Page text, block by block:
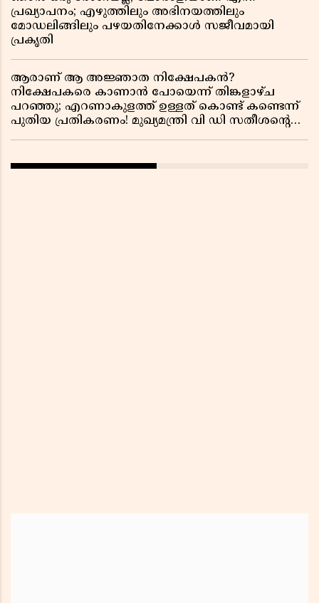
പ്രഖ്യാപനം; എഴുത്തിലും അഭിനയത്തിലും
മോഡലിങ്ങിലും പഴയതിനേക്കാൾ സജീവമായി
പ്രകൃതി
ആരാണ് ആ അജ്ഞാത നിക്ഷേപകൻ?
നിക്ഷേപകരെ കാണാൻ പോയെന്ന് തിങ്കളാഴ്ച
പറഞ്ഞു; എറണാകുളത്ത് ഉള്ളത് കൊണ്ട് കണ്ടെന്ന്
പുതിയ പ്രതികരണം! മുഖ്യമന്ത്രി വി ഡി സതീശന്റെ